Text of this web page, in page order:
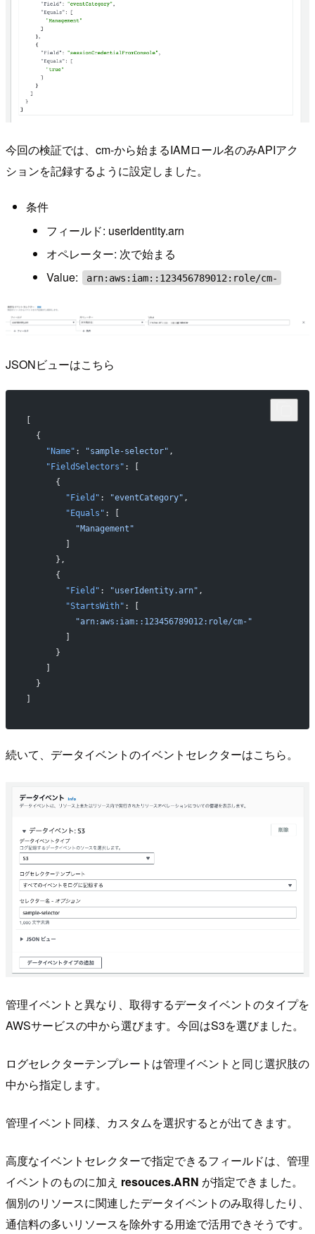
今回の検証では、cm-から始まるIAMロール名のみAPIアク
ションを記録するように設定しました。
条件
フィールド: userIdentity.arn
オペレーター: 次で始まる
Value:
arn:aws:iam::123456789012:role/cm-
JSONビューはこちら
  {
    "Name"
: "sample-selector" ,
    "FieldSelectors"
: [
      {
        "Field"
: "eventCategory" ,
        "Equals"
: [
          "Management"
      },
      {
        "Field"
: "userIdentity.arn" ,
        "StartsWith"
: [
          "arn:aws:iam::123456789012:role/cm-"
      }
  }
続いて、データイベントのイベントセレクターはこちら。
管理イベントと異なり、取得するデータイベントのタイプを
AWSサービスの中から選びます。今回はS3を選びました。
ログセレクターテンプレートは管理イベントと同じ選択肢の
中から指定します。
管理イベント同様、カスタムを選択するとが出てきます。
高度なイベントセレクターで指定できるフィールドは、管理
イベントのものに加え resouces.ARN が指定できました。
個別のリソースに関連したデータイベントのみ取得したり、
通信料の多いリソースを除外する用途で活用できそうです。